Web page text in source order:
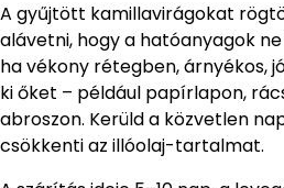
A gyűjtött kamillavirágokat
alávetni, hogy a hatóanyagok
ha vékony rétegben, árnyékos,
ki őket – például papírlapon,
abroszon. Kerüld a közvetlen
csökkenti az illóolaj-tartalmat.